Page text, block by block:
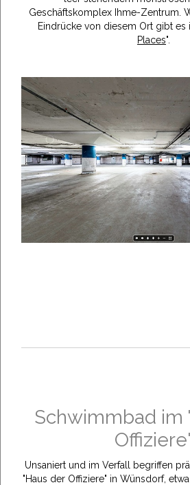
Geschäftskomplex Ihme-Zentrum.
Eindrücke von diesem Ort gibt es
Places".
Schwimmbad im
Unsaniert und im Verfall begriffen
"Haus der Offiziere" in Wünsdorf,